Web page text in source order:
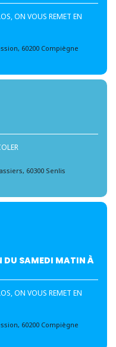
ON VOUS REMET EN
60200 Compiègne
60300 Senlis
DU SAMEDI MATIN À
ON VOUS REMET EN
60200 Compiègne